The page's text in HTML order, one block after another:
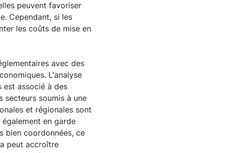
peuvent favoriser
Cependant, si les
les coûts de mise en
avec des
L'analyse
est associé à des
secteurs soumis à une
et régionales sont
en garde
bien coordonnées, ce
peut accroître